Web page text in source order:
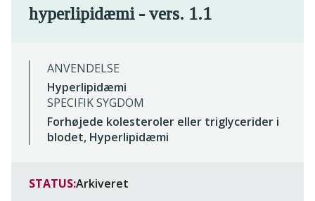
hyperlipidæmi - vers. 1.1
ANVENDELSE
Hyperlipidæmi
SPECIFIK SYGDOM
Forhøjede kolesteroler eller triglycerider i
blodet, Hyperlipidæmi
STATUS:Arkiveret